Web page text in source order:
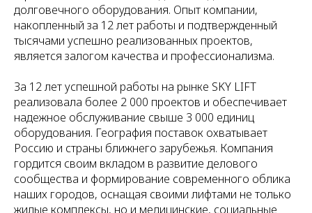
долговечного оборудования. Опыт компании,
накопленный за 12 лет работы и подтвержденный
тысячами успешно реализованных проектов,
является залогом качества и профессионализма.
За 12 лет успешной работы на рынке SKY LIFT
реализовала более 2 000 проектов и обеспечивает
надежное обслуживание свыше 3 000 единиц
оборудования. География поставок охватывает
Россию и страны ближнего зарубежья. Компания
гордится своим вкладом в развитие делового
сообщества и формирование современного облика
наших городов, оснащая своими лифтами не только
жилые комплексы, но и медицинские, социальные